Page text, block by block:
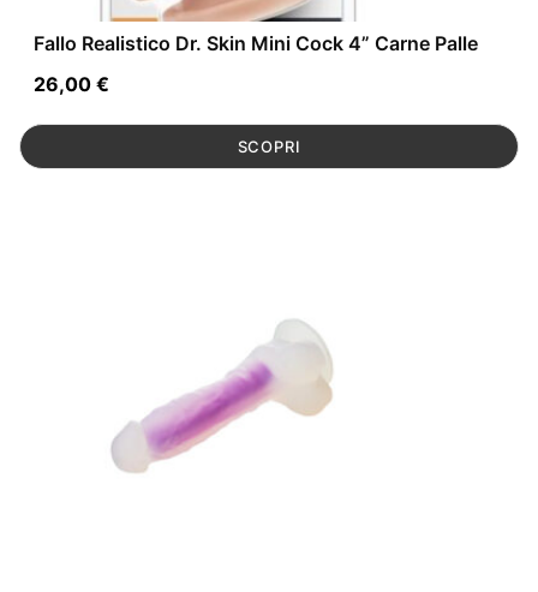
Fallo Realistico Dr. Skin Mini Cock 4” Carne Palle
26,00 €
SCOPRI